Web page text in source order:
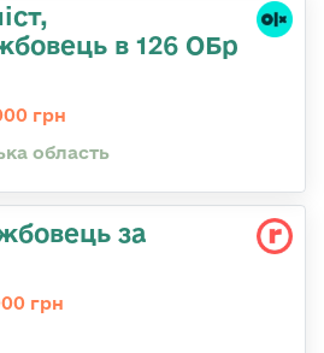
в 126 ОБр
грн
область
за
грн